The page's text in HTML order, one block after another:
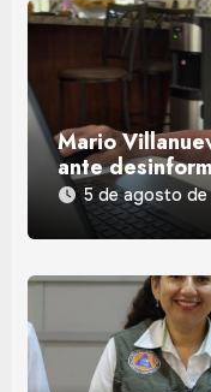
Mario
ante
5 de agosto